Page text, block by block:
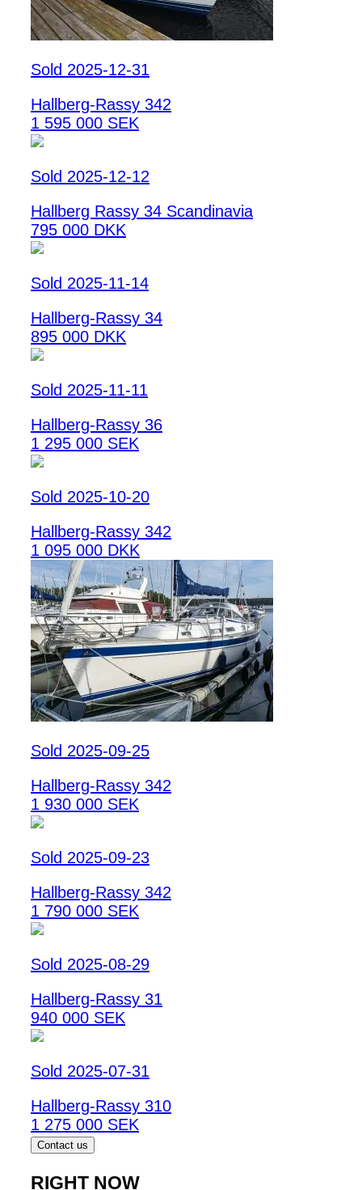
Sold 2025-12-31
Hallberg-Rassy 342
1 595 000 SEK
Sold 2025-12-12
Hallberg Rassy 34 Scandinavia
795 000 DKK
Sold 2025-11-14
Hallberg-Rassy 34
895 000 DKK
Sold 2025-11-11
Hallberg-Rassy 36
1 295 000 SEK
Sold 2025-10-20
Hallberg-Rassy 342
1 095 000 DKK
Sold 2025-09-25
Hallberg-Rassy 342
1 930 000 SEK
Sold 2025-09-23
Hallberg-Rassy 342
1 790 000 SEK
Sold 2025-08-29
Hallberg-Rassy 31
940 000 SEK
Sold 2025-07-31
Hallberg-Rassy 310
1 275 000 SEK
Contact us
RIGHT NOW